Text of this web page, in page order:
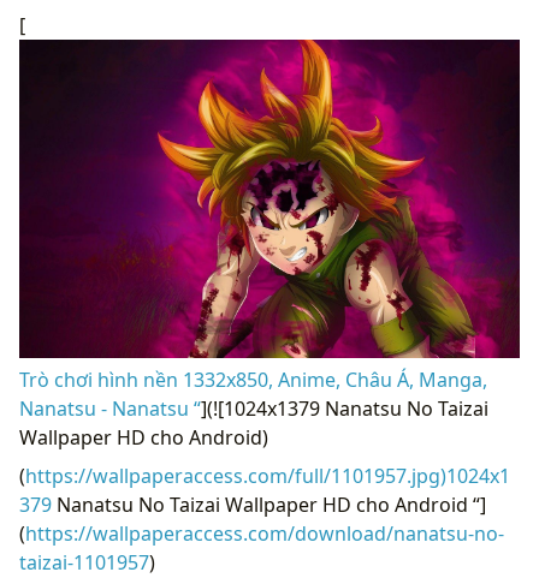
[
Trò chơi hình nền 1332x850, Anime, Châu Á, Manga,
Nanatsu - Nanatsu “](![1024x1379 Nanatsu No Taizai
Wallpaper HD cho Android)
(https://wallpaperaccess.com/full/1101957.jpg)1024x1
379 Nanatsu No Taizai Wallpaper HD cho Android “]
(https://wallpaperaccess.com/download/nanatsu-no-
taizai-1101957)